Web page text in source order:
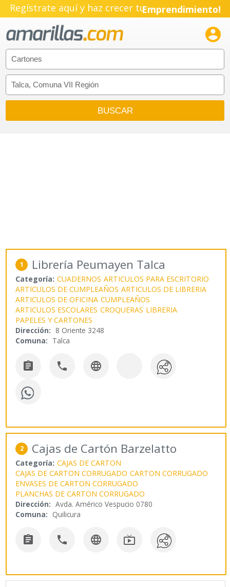
Regístrate aquí y haz crecer tuPyme!

1 Librería Peumayen Talca
Categoría: CUADERNOS ARTICULOS PARA ESCRITORIO
ARTICULOS DE CUMPLEAÑOS ARTICULOS DE LIBRERIA
ARTICULOS DE OFICINA CUMPLEAÑOS
ARTICULOS ESCOLARES CROQUERAS LIBRERIA
PAPELES Y CARTONES
Dirección: 8 Oriente 3248
Comuna: Talca
  
2 Cajas de Cartón Barzelatto
Categoría: CAJAS DE CARTON
CAJAS DE CARTON CORRUGADO CARTON CORRUGADO
ENVASES DE CARTON CORRUGADO
PLANCHAS DE CARTON CORRUGADO
Dirección: Avda. Américo Vespucio 0780
Comuna: Quilicura
   